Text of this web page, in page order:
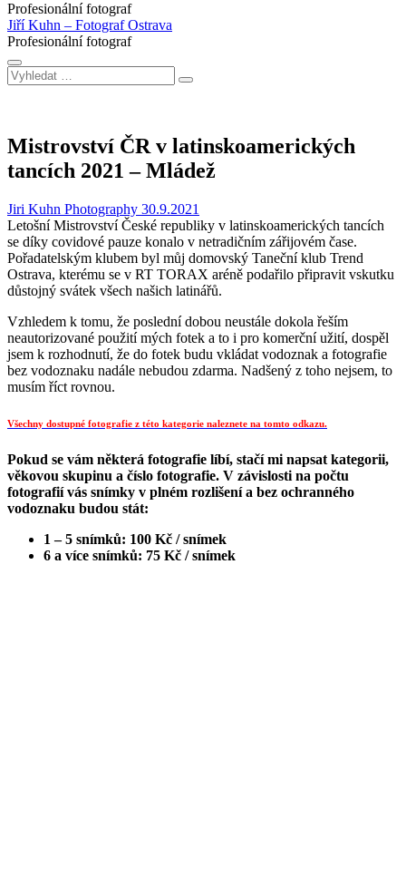
Profesionální fotograf
Jiří Kuhn – Fotograf Ostrava
Profesionální fotograf
Vyhledat
…
Mistrovství ČR v latinskoamerických
tancích 2021 – Mládež
Jiri Kuhn Photography 30.9.2021
Letošní Mistrovství České republiky v latinskoamerických tancích
se díky covidové pauze konalo v netradičním zářijovém čase.
Pořadatelským klubem byl můj domovský Taneční klub Trend
Ostrava, kterému se v RT TORAX aréně podařilo připravit vskutku
důstojný svátek všech našich latinářů.
Vzhledem k tomu, že poslední dobou neustále dokola řeším
neautorizované použití mých fotek a to i pro komerční užití, dospěl
jsem k rozhodnutí, že do fotek budu vkládat vodoznak a fotografie
bez vodoznaku nadále nebudou zdarma. Nadšený z toho nejsem, to
musím říct rovnou.
Všechny dostupné fotografie z této kategorie naleznete na tomto odkazu.
Pokud se vám některá fotografie líbí, stačí mi napsat kategorii,
věkovou skupinu a číslo fotografie. V závislosti na počtu
fotografií vás snímky v plném rozlišení a bez ochranného
vodoznaku budou stát:
1 – 5 snímků: 100 Kč / snímek
6 a více snímků: 75 Kč / snímek